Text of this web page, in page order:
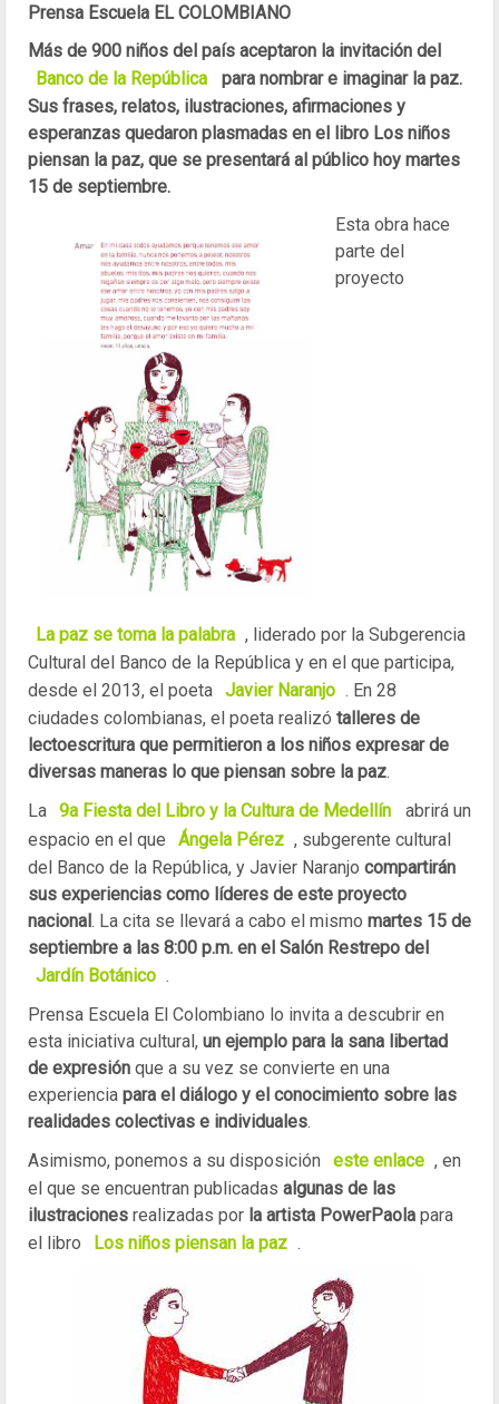
Prensa Escuela EL COLOMBIANO
Más de 900 niños del país aceptaron la invitación del
Banco de la República
para nombrar e imaginar la paz.
Sus frases, relatos, ilustraciones, afirmaciones y
esperanzas quedaron plasmadas en el libro Los niños
piensan la paz, que se presentará al público hoy martes
15 de septiembre.
Esta obra hace
parte del
proyecto
La paz se toma la palabra , liderado por la Subgerencia
Cultural del Banco de la República y en el que participa,
desde el 2013, el poeta Javier Naranjo . En 28
ciudades colombianas, el poeta realizó talleres de
lectoescritura que permitieron a los niños expresar de
diversas maneras lo que piensan sobre la paz.
La 9a Fiesta del Libro y la Cultura de Medellín
abrirá un
espacio en el que
Ángela Pérez , subgerente cultural
del Banco de la República, y Javier Naranjo compartirán
sus experiencias como líderes de este proyecto
nacional. La cita se llevará a cabo el mismo martes 15 de
septiembre a las 8:00 p.m. en el Salón Restrepo del
Jardín Botánico .
Prensa Escuela El Colombiano lo invita a descubrir en
esta iniciativa cultural, un ejemplo para la sana libertad
de expresión que a su vez se convierte en una
experiencia para el diálogo y el conocimiento sobre las
realidades colectivas e individuales.
Asimismo, ponemos a su disposición
este enlace , en
el que se encuentran publicadas algunas de las
ilustraciones realizadas por la artista PowerPaola para
el libro
Los niños piensan la paz .